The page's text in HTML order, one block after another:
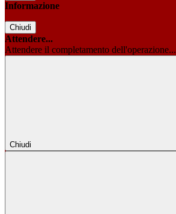
Informazione
Chiudi
Attendere...
Attendere il completamento dell'operazione...
Chiudi